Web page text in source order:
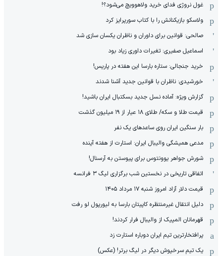
غول نروژی فدای خرید ولاهوویچ می‌شود؟!
ولاسکو بازیکنانش را با کتاب سورپرایز کرد
صالحی: قوانین برای داوران و ناظران یکسان سازی شد
اسماعیل صفیری: تغیرات داوری زیاد بود
خرید جنجالی: ستاره بارسا این هفته در پاریس!
خورشیدی: ناظران با قوانین جدید آشنا شدند
گزارش ویژه‌: آماده نسل جدید بسکتبال ایران باشید!
قیمت طلا و سکه/ طلای ۱۸ عیار از ۱۹ میلیون گذشت
بار سنگین ایران روی ساعدهای یک نفر
مدعی همیشگی والیبال ایران: استارت از هفته آینده
شورش جواهر یوونتوس برای پیوستن به آرسنال!
اتفاقی تاریخی در نخستین شب برگزاری لیگ ۳ فرانسه
قیمت دلار آزاد امروز شنبه ۱۷ مرداد ۱۴۰۵
دلیل انتقال غیرمنتظره کاپیتان بارسا به لیورپول لو رفت
قهرمانان المپیک از والیبال فرار کردند!
پرافتخارترین تیم ایران دوباره استارت زد
یک تیم سرخپوش دیگر در لیگ برتر! (عکس)